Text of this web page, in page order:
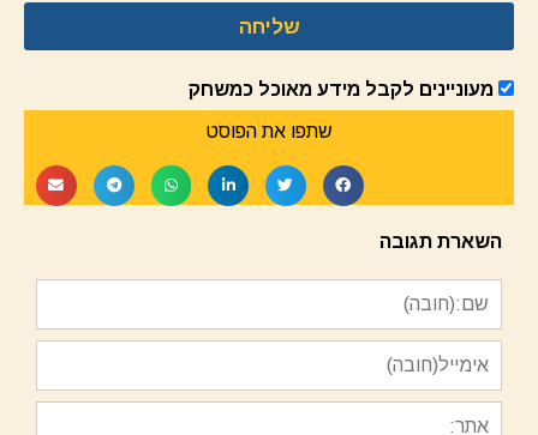
שליחה
מעוניינים לקבל מידע מאוכל כמשחק
שתפו את הפוסט
השארת תגובה